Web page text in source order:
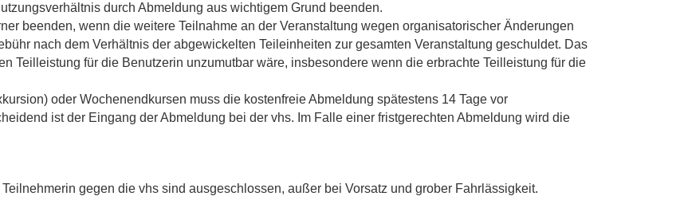
durch Abmeldung aus wichtigem Grund beenden.
beenden, wenn die weitere Teilnahme an der Veranstaltung wegen organisatorischer Änderungen
nach dem Verhältnis der abgewickelten Teileinheiten zur gesamten Veranstaltung geschuldet. Das
Teilleistung für die Benutzerin unzumutbar wäre, insbesondere wenn die erbrachte Teilleistung für die
oder Wochenendkursen muss die kostenfreie Abmeldung spätestens 14 Tage vor
ist der Eingang der Abmeldung bei der vhs. Im Falle einer fristgerechten Abmeldung wird die
gegen die vhs sind ausgeschlossen, außer bei Vorsatz und grober Fahrlässigkeit.